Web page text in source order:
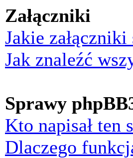
Załączniki
Jakie
Jak znaleźć
Sprawy
Kto napisał ten
Dlaczego